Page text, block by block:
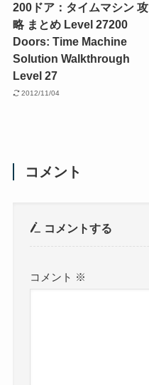
200ドア：タイムマシン 攻
略 まとめ Level 27200
Doors: Time Machine
Solution Walkthrough
Level 27
2012/11/04
コメント
コメントする
コメント ※